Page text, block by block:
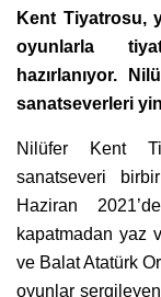
Kent Tiyatrosu,
oyunlarla
hazırlanıyor.
sanatseverleri
Nilüfer Kent
sanatseveri
Haziran
kapatmadan yaz
ve Balat Atatürk
oyunlar